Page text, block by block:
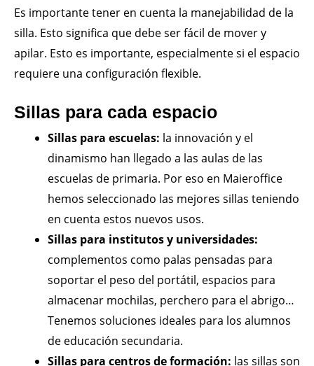
Es importante tener en cuenta la manejabilidad de la
silla. Esto significa que debe ser fácil de mover y
apilar. Esto es importante, especialmente si el espacio
requiere una configuración flexible.
Sillas para cada espacio
Sillas para escuelas: la innovación y el
dinamismo han llegado a las aulas de las
escuelas de primaria. Por eso en Maieroffice
hemos seleccionado las mejores sillas teniendo
en cuenta estos nuevos usos.
Sillas para institutos y universidades:
complementos como palas pensadas para
soportar el peso del portátil, espacios para
almacenar mochilas, perchero para el abrigo…
Tenemos soluciones ideales para los alumnos
de educación secundaria.
Sillas para centros de formación: las sillas son